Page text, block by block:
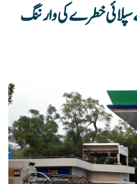
سپلائی خطرے کی وارننگ